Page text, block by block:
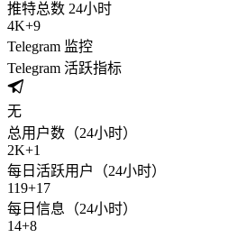
推特总数 24小时
4K+9
Telegram 监控
Telegram 活跃指标
无
总用户数（24小时）
2K+1
每日活跃用户（24小时）
119+17
每日信息（24小时）
14+8